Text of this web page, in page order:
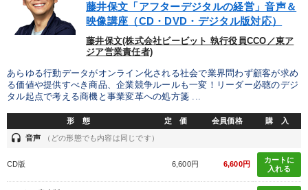
藤井保文「アフターデジタルの経営」音声＆
映像講座（CD・DVD・デジタル版対応）
藤井保文(株式会社ビービット 執行役員CCO／東ア
ジア営業責任者)
あらゆる行動データがオンライン化される社会で業界問わず顧客が求め
る価値や提供すべき商品、企業競争ルールも一変！リーダー必聴のデジ
タル起点で考える商機と事業変革への処方箋 ...
形 態 定 価 会員価格 購 入
headset 音声 （どの形態でも内容は同じです）
CD版 6,600円 6,600円
カートに
入れる